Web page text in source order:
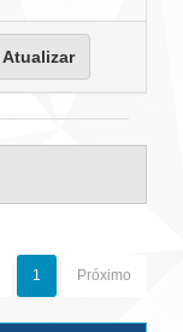
1 Próximo